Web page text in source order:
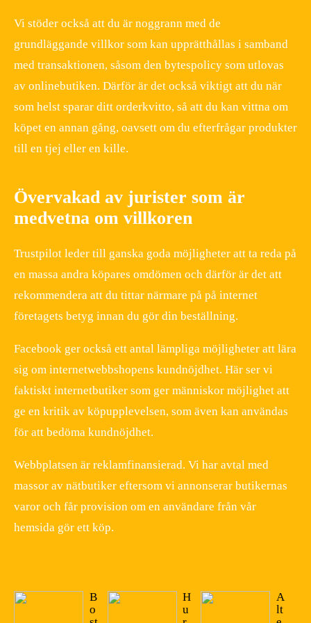
Vi stöder också att du är noggrann med de
grundläggande villkor som kan upprätthållas i samband
med transaktionen, såsom den bytespolicy som utlovas
av onlinebutiken. Därför är det också viktigt att du när
som helst sparar ditt orderkvitto, så att du kan vittna om
köpet en annan gång, oavsett om du efterfrågar produkter
till en tjej eller en kille.
Övervakad av jurister som är
medvetna om villkoren
Trustpilot leder till ganska goda möjligheter att ta reda på
en massa andra köpares omdömen och därför är det att
rekommendera att du tittar närmare på på internet
företagets betyg innan du gör din beställning.
Facebook ger också ett antal lämpliga möjligheter att lära
sig om internetwebbshopens kundnöjdhet. Här ser vi
faktiskt internetbutiker som ger människor möjlighet att
ge en kritik av köpupplevelsen, som även kan användas
för att bedöma kundnöjdhet.
Webbplatsen är reklamfinansierad. Vi har avtal med
massor av nätbutiker eftersom vi annonserar butikernas
varor och får provision om en användare från vår
hemsida gör ett köp.
B
o
H
u
A
lt